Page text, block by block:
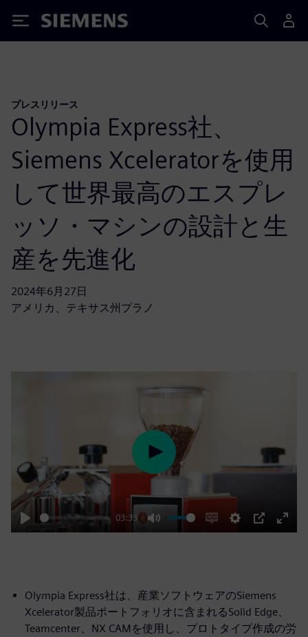
Siemens
プレスリリース
Olympia Express社、
Siemens Xceleratorを使用
して世界最高のエスプレ
ッソ・マシンの設計と生
産を先進化
2024年6月27日
アメリカ、テキサス州プラノ
Play
03:33
Mute
EnableSettings
PIP
Enter
Play
Olympia Express社は、産業ソフトウェアのSiemens
Xcelerator製品ポートフォリオに含まれるSolid Edge、
Teamcenter、NX CAMを使用し、プロトタイプ作成の労